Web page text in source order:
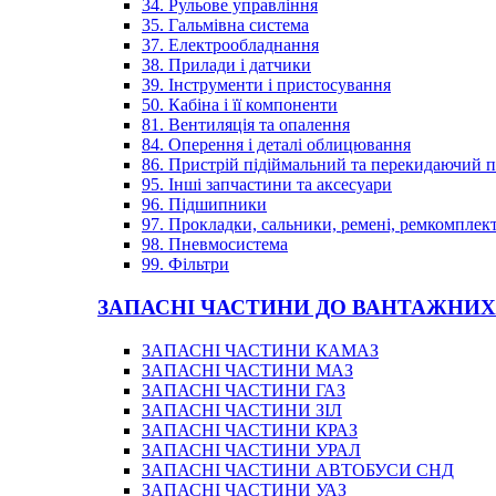
34. Рульове управління
35. Гальмівна система
37. Електрообладнання
38. Прилади і датчики
39. Інструменти і пристосування
50. Кабіна і її компоненти
81. Вентиляція та опалення
84. Оперення і деталі облицювання
86. Пристрій підіймальний та перекидаючий
95. Інші запчастини та аксесуари
96. Підшипники
97. Прокладки, сальники, ремені,
98. Пневмосистема
99. Фільтри
ЗАПАСНІ ЧАСТИНИ ДО
ЗАПАСНІ ЧАСТИНИ КАМАЗ
ЗАПАСНІ ЧАСТИНИ МАЗ
ЗАПАСНІ ЧАСТИНИ ГАЗ
ЗАПАСНІ ЧАСТИНИ ЗІЛ
ЗАПАСНІ ЧАСТИНИ КРАЗ
ЗАПАСНІ ЧАСТИНИ УРАЛ
ЗАПАСНІ ЧАСТИНИ АВТОБУСИ СНД
ЗАПАСНІ ЧАСТИНИ УАЗ